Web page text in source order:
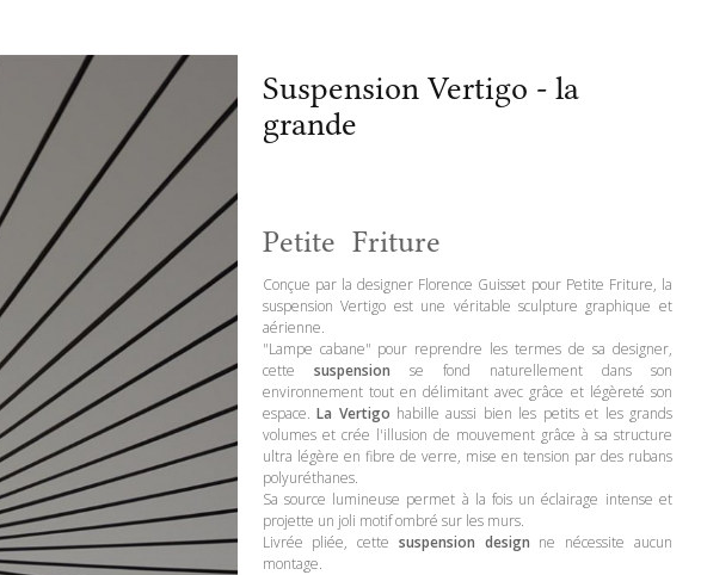
Suspension Vertigo - la
grande
Petite Friture
Conçue par la designer Florence Guisset pour Petite Friture, la
suspension Vertigo est une véritable sculpture graphique et
aérienne.
"Lampe cabane" pour reprendre les termes de sa designer,
cette suspension se fond naturellement dans son
environnement tout en délimitant avec grâce et légèreté son
espace. La Vertigo habille aussi bien les petits et les grands
volumes et crée l'illusion de mouvement grâce à sa structure
ultra légère en fibre de verre, mise en tension par des rubans
polyuréthanes.
Sa source lumineuse permet à la fois un éclairage intense et
projette un joli motif ombré sur les murs.
Livrée pliée, cette suspension design ne nécessite aucun
montage.